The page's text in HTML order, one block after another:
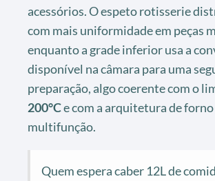
acessórios. O espeto rotisserie
com mais uniformidade em peças
enquanto a grade inferior usa a
disponível na câmara para uma
preparação, algo coerente com o
200°Ce com a arquitetura de forno
multifunção.
Quem espera caber 12L de